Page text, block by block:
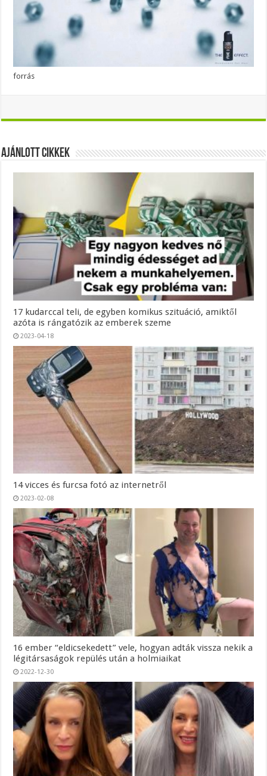
forrás
Ajánlott Cikkek
17 kudarccal teli, de egyben komikus szituáció, amiktől
azóta is rángatózik az emberek szeme
2023-04-18
14 vicces és furcsa fotó az internetről
2023-02-08
16 ember “eldicsekedett” vele, hogyan adták vissza nekik a
légitársaságok repülés után a holmiaikat
2022-12-30